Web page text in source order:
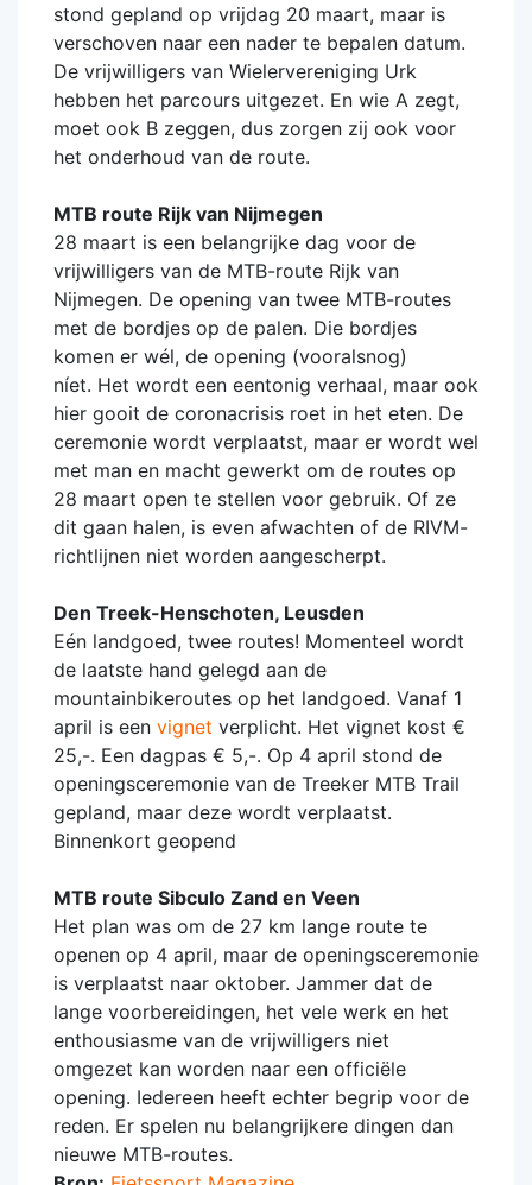
stond gepland op vrijdag 20 maart, maar is
verschoven naar een nader te bepalen datum.
De vrijwilligers van Wielervereniging Urk
hebben het parcours uitgezet. En wie A zegt,
moet ook B zeggen, dus zorgen zij ook voor
het onderhoud van de route.
MTB route Rijk van Nijmegen
28 maart is een belangrijke dag voor de
vrijwilligers van de MTB-route Rijk van
Nijmegen. De opening van twee MTB-routes
met de bordjes op de palen. Die bordjes
komen er wél, de opening (vooralsnog)
níet. Het wordt een eentonig verhaal, maar ook
hier gooit de coronacrisis roet in het eten. De
ceremonie wordt verplaatst, maar er wordt wel
met man en macht gewerkt om de routes op
28 maart open te stellen voor gebruik. Of ze
dit gaan halen, is even afwachten of de RIVM-
richtlijnen niet worden aangescherpt.
Den Treek-Henschoten, Leusden
Eén landgoed, twee routes! Momenteel wordt
de laatste hand gelegd aan de
mountainbikeroutes op het landgoed. Vanaf 1
april is een vignet verplicht. Het vignet kost €
25,-. Een dagpas € 5,-. Op 4 april stond de
openingsceremonie van de Treeker MTB Trail
gepland, maar deze wordt verplaatst.
Binnenkort geopend
MTB route Sibculo Zand en Veen
Het plan was om de 27 km lange route te
openen op 4 april, maar de openingsceremonie
is verplaatst naar oktober. Jammer dat de
lange voorbereidingen, het vele werk en het
enthousiasme van de vrijwilligers niet
omgezet kan worden naar een officiële
opening. Iedereen heeft echter begrip voor de
reden. Er spelen nu belangrijkere dingen dan
nieuwe MTB-routes.